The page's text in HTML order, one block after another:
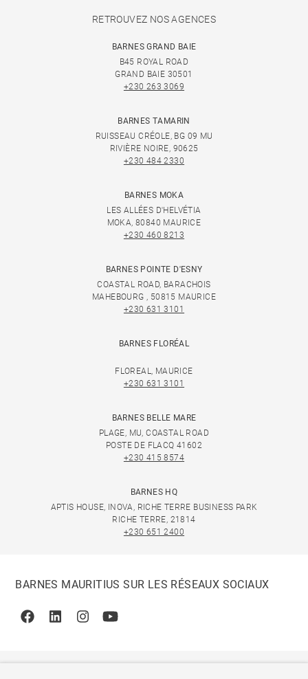
RETROUVEZ NOS AGENCES
BARNES GRAND BAIE
B45 ROYAL ROAD
GRAND BAIE 30501
+230 263 3069
BARNES TAMARIN
RUISSEAU CRÉOLE, BG 09 MU
RIVIÈRE NOIRE, 90625
+230 484 2330
BARNES MOKA
LES ALLÉES D'HELVÉTIA
MOKA, 80840 MAURICE
+230 460 8213
BARNES POINTE D'ESNY
COASTAL ROAD, BARACHOIS
MAHEBOURG , 50815 MAURICE
+230 631 3101
BARNES FLORÉAL
FLOREAL, MAURICE
+230 631 3101
BARNES BELLE MARE
PLAGE, MU, COASTAL ROAD
POSTE DE FLACQ 41602
+230 415 8574
BARNES HQ
APTIS HOUSE, INOVA, RICHE TERRE BUSINESS PARK
RICHE TERRE, 21814
+230 651 2400
BARNES MAURITIUS SUR LES RÉSEAUX SOCIAUX
FacebookLinkedinInstagramYoutube